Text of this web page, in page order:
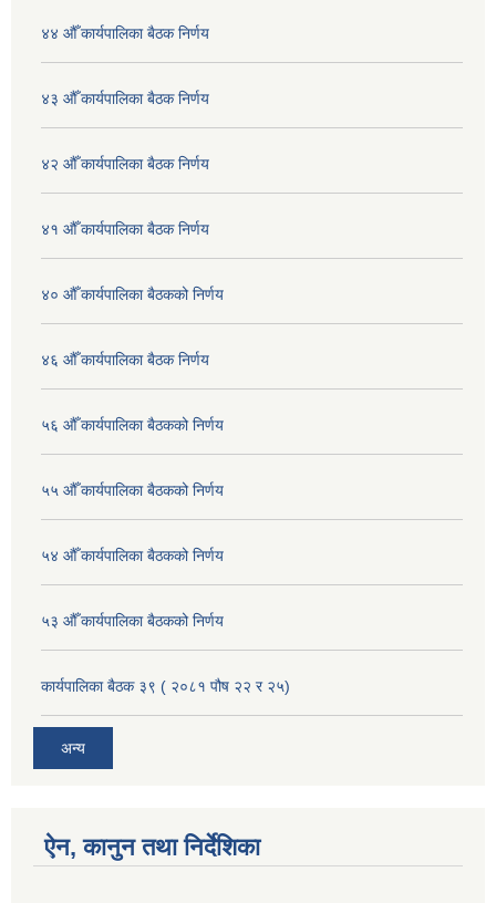
४४ औँ कार्यपालिका बैठक निर्णय
४३ औँ कार्यपालिका बैठक निर्णय
४२ औँ कार्यपालिका बैठक निर्णय
४१ औँ कार्यपालिका बैठक निर्णय
४० औँ कार्यपालिका बैठकको निर्णय
४६ औँ कार्यपालिका बैठक निर्णय
५६ औँ कार्यपालिका बैठकको निर्णय
५५ औँ कार्यपालिका बैठकको निर्णय
५४ औँ कार्यपालिका बैठकको निर्णय
५३ औँ कार्यपालिका बैठकको निर्णय
कार्यपालिका बैठक ३९ ( २०८१ पौष २२ र २५)
अन्य
ऐन, कानुन तथा निर्देशिका